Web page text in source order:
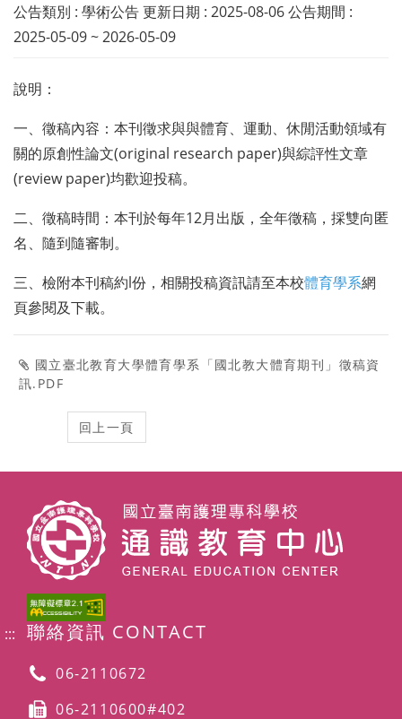
公告類別 : 學術公告 更新日期 : 2025-08-06 公告期間 :
2025-05-09 ~ 2026-05-09
說明：
一、徵稿內容：本刊徵求與與體育、運動、休閒活動領域有
關的原創性論文(original research paper)與綜評性文章
(review paper)均歡迎投稿。
二、徵稿時間：本刊於每年12月出版，全年徵稿，採雙向匿
名、隨到隨審制。
三、檢附本刊稿約l份，相關投稿資訊請至本校體育學系網
頁參閱及下載。
國立臺北教育大學體育學系「國北教大體育期刊」徵稿資
訊.PDF
::: 聯絡資訊 CONTACT
06-2110672
06-2110600#402